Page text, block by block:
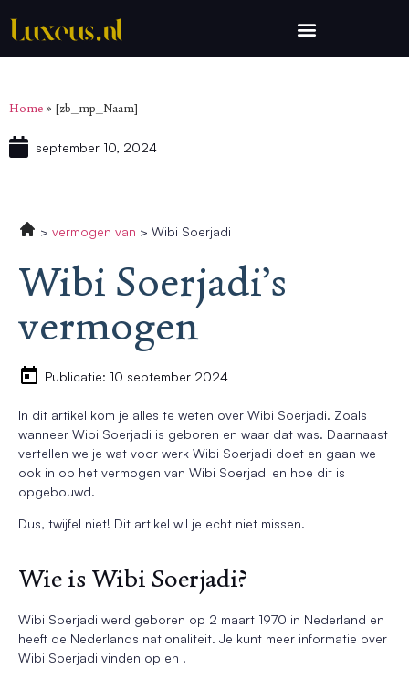
Home » [zb_mp_Naam]
september 10, 2024
vermogen van Wibi Soerjadi
Wibi Soerjadi’s
vermogen
Publicatie: 10 september 2024
In dit artikel kom je alles te weten over Wibi Soerjadi. Zoals
wanneer Wibi Soerjadi is geboren en waar dat was. Daarnaast
vertellen we je wat voor werk Wibi Soerjadi doet en gaan we
ook in op het vermogen van Wibi Soerjadi en hoe dit is
opgebouwd.
Dus, twijfel niet! Dit artikel wil je echt niet missen.
Wie is Wibi Soerjadi?
Wibi Soerjadi werd geboren op 2 maart 1970 in Nederland en
heeft de Nederlands nationaliteit. Je kunt meer informatie over
Wibi Soerjadi vinden op en .